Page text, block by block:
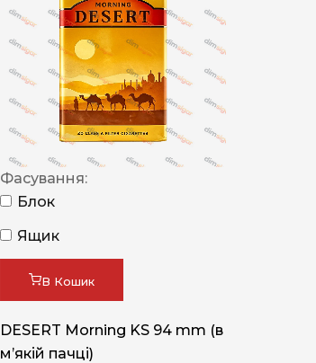
Фасування:
Блок
Ящик
В Кошик
DESERT Morning KS 94 mm (в
мʼякій пачці)